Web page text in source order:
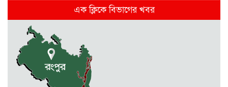
দিল্লিতে হাসিনার গণমাধ্যমে ভাষণ নিয়ে যা
বলছে ভারত
রাজধানীর তিন ক্যাম্পাসে ছাত্রদল-
ছাত্রশিবির দফায় দফায় সংঘর্ষ
এক ক্লিকে বিভাগের খবর